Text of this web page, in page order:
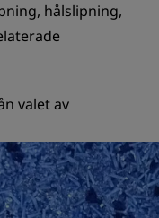
hålslipning,
valet av